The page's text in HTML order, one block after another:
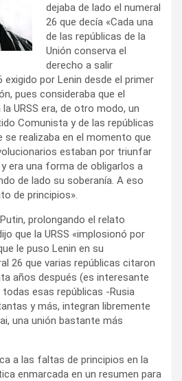
dejaba de lado el numeral
26 que decía «Cada una
de las repúblicas de la
Unión conserva el
derecho a salir
exigido por Lenin desde el primer
pues consideraba que el
URSS era, de otro modo, un
Comunista y de las repúblicas
se realizaba en el momento que
estaban por triunfar
era una forma de obligarlos a
de lado su soberanía. A eso
de principios».
prolongando el relato
que la URSS «implosionó por
le puso Lenin en su
26 que varias repúblicas citaron
años después (es interesante
esas repúblicas -Rusia
y más, integran libremente
una unión bastante más
a las faltas de principios en la
enmarcada en un resumen para